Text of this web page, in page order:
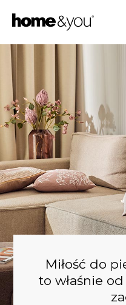
Miłość do
to właśnie